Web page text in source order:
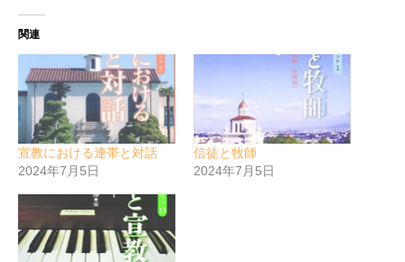
関連
宣教における連帯と対話
2024年7月5日
信徒と牧師
2024年7月5日